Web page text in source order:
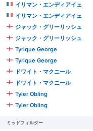
イリマン・エンディアイェ
イリマン・エンディアイェ
ジャック・グリーリッシュ
ジャック・グリーリッシュ
Tyrique George
Tyrique George
ドワイト・マクニール
ドワイト・マクニール
Tyler Obling
Tyler Obling
ミッドフィルダー